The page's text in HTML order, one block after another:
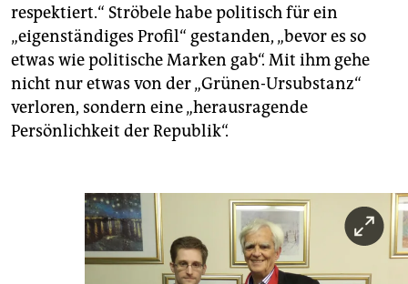
respektiert.“ Ströbele habe politisch für ein
„eigenständiges Profil“ gestanden, „bevor es so
etwas wie politische Marken gab“. Mit ihm gehe
nicht nur etwas von der „Grünen-Ursubstanz“
verloren, sondern eine „herausragende
Persönlichkeit der Republik“.